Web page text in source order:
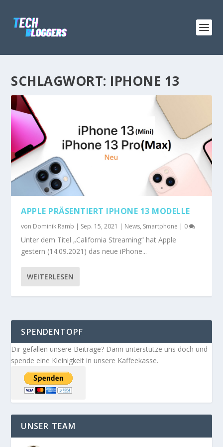
SCHLAGWORT: IPHONE 13
APPLE PRÄSENTIERT IPHONE 13 MODELLE
von Dominik Ramb | Sep. 15, 2021 | News, Smartphone | 0
Unter dem Titel „California Streaming“ hat Apple
gestern (14.09.2021) das neue iPhone...
WEITERLESEN
SPENDENTOPF
Dir gefallen unsere Beiträge? Dann unterstütze uns doch und
spende eine Kleinigkeit in unsere Kaffeekasse.
UNSER TEAM